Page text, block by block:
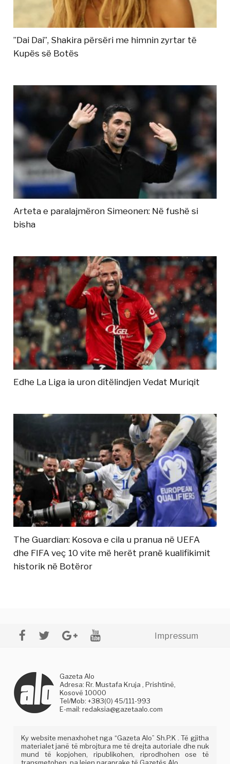
”Dai Dai”, Shakira përsëri me himnin zyrtar të
Kupës së Botës
Arteta e paralajmëron Simeonen: Në fushë si
bisha
Edhe La Liga ia uron ditëlindjen Vedat Muriqit
The Guardian: Kosova e cila u pranua në UEFA
dhe FIFA veç 10 vite më herët pranë kualifikimit
historik në Botëror
Impressum
Gazeta Alo
Adresa: Rr. Mustafa Kruja , Prishtinë,
Kosovë 10000
Tel/Mob: +383(0) 45/111-993
E-mail:redaksia@gazetaalo.com
Ky website menaxhohet nga “Gazeta Alo” Sh.P.K . Të gjitha
materialet janë të mbrojtura me të drejta autoriale dhe nuk
mund të kopjohen, ripublikohen, riprodhohen ose të